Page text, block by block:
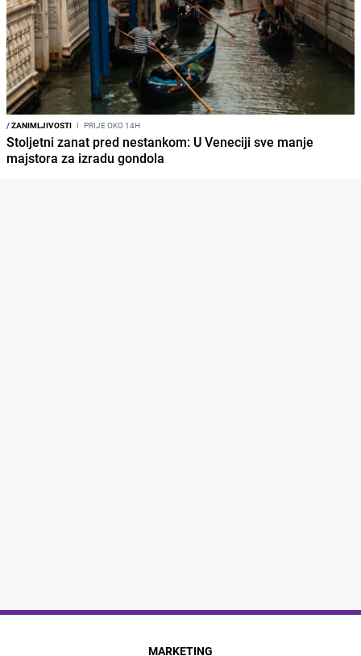
/ZANIMLJIVOSTI I PRIJE OKO 14H
Stoljetni zanat pred nestankom: U Veneciji sve manje
majstora za izradu gondola
MARKETING